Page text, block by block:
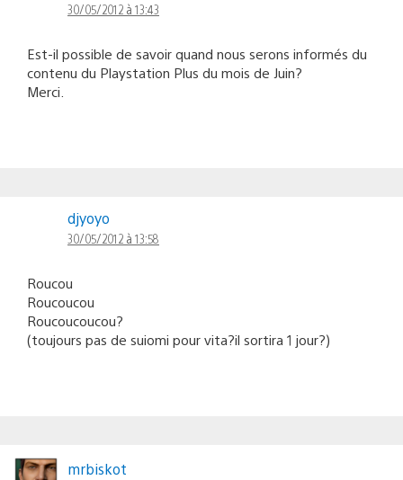
30/05/2012 à 13:43
Est-il possible de savoir quand nous serons informés du
contenu du Playstation Plus du mois de Juin?
Merci.
djyoyo
30/05/2012 à 13:58
Roucou
Roucoucou
Roucoucoucou?
(toujours pas de suiomi pour vita?il sortira 1 jour?)
mrbiskot